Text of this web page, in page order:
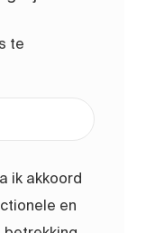
te
ik akkoord
en